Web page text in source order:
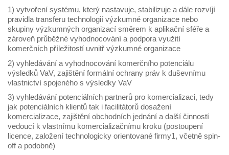
1) vytvoření systému, který nastavuje, stabilizuje a dále rozvíjí
pravidla transferu technologií výzkumné organizace nebo
skupiny výzkumných organizací směrem k aplikační sféře a
zároveň průběžné vyhodnocování a podpora využití
komerčních příležitostí uvnitř výzkumné organizace
2) vyhledávání a vyhodnocování komerčního potenciálu
výsledků VaV, zajištění formální ochrany práv k duševnímu
vlastnictví spojeného s výsledky VaV
3) vyhledávání potenciálních partnerů pro komercializaci, tedy
jak potenciálních klientů tak i facilitátorů dosažení
komercializace, zajištění obchodních jednání a další činností
vedoucí k vlastnímu komercializačnímu kroku (postoupení
licence, založení technologicky orientované firmy1, včetně spin-
off a podobně)